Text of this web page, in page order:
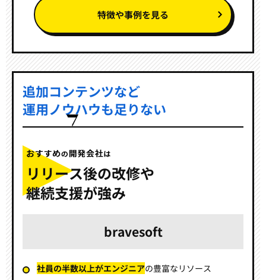
特徴や事例を見る
追加コンテンツなど
運用ノウハウも足りない
リリース後の改修や
継続支援が強み
bravesoft
社員の半数以上がエンジニアの豊富なリソース